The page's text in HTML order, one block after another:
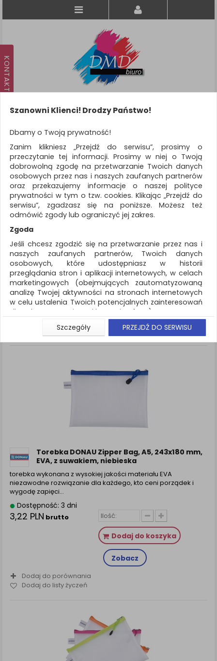
KATEGORIE
WSZYSTKIE KATEGORIE
FILTRY
Więcej
REKLAMA
AKTUALNOŚCI
Archiwizacja dokumentów Torebki
ZNALEZIONYCH PRODUKTÓW: 7 Porównaj (0 )
Sortuj po Standardowe
Siatka Lista
Torebka DONAU Zipper Bag, A5, 243x180 mm,
EVA, z suwakiem, niebieska
torebka wykonana z wysokiej jakości materiału EVA
niezawodne rozwiązanie dla każdego, kto ceni porządek i
wygodę zapięci...
Dostępność: 3 dni
3,22 PLN brutto
Dodaj do koszyka
Zobacz
Dodaj do porównania
Dodaj do listy życzeń
Szanowni Klienci! Drodzy Państwo!
Dbamy o Twoją prywatność!
Zanim klikniesz „Przejdź do serwisu”, prosimy o
przeczytanie tej informacji. Prosimy w niej o Twoją
dobrowolną zgodę na przetwarzanie Twoich danych
osobowych przez nas i naszych zaufanych partnerów
oraz przekazujemy informacje o naszej polityce
prywatności w tym o tzw. cookies. Klikając „Przejdź do
serwisu”, zgadzasz się na poniższe. Możesz też
odmówić zgody lub ograniczyć jej zakres.
Zgoda
Jeśli chcesz zgodzić się na przetwarzanie przez nas i
naszych zaufanych partnerów, Twoich danych
osobowych, które udostępniasz w historii
przeglądania stron i aplikacji internetowych, w celach
marketingowych (obejmujących zautomatyzowaną
analizę Twojej aktywności na stronach internetowych
w celu ustalenia Twoich potencjalnych zainteresowań
dla dostosowania reklamy i oferty), w tym na
umieszczanie tzw. cookies na Twoich urządzeniach i
ich odczytywanie, kliknij przycisk „Przejdź do serwisu”.
Jeśli nie chcesz wyrazić zgody lub ograniczyć jej
znajdziesz także na podstronie z naszą polityką
prywatności obowiązującą od 25 maja 2018.
www, a w szczególności np. wysłanie potwierdzenia
Państwu prawidłowych informacji o promocjach czy
cenach indywidualnych, ważna jest Państwa
wcześniejsza zgoda której udzieliliście podczas
zakładania konta.
Każda Państwa zgoda jest dobrowolna i można ją w
dowolnym momencie wycofać.
Polityka prywatności (rozwiń)
Klauzula Informacyjna (rozwiń)
Lista Zaufanych Partnerów (rozwiń)
Szczegóły PRZEJDŹ DO SERWISU